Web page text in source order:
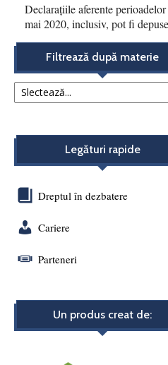
Declarațiile aferente
mai 2020, inclusiv, pot fi
Filtrează după materie
Legături rapide
Dreptul în dezbatere
Cariere
Parteneri
Un produs creat de: